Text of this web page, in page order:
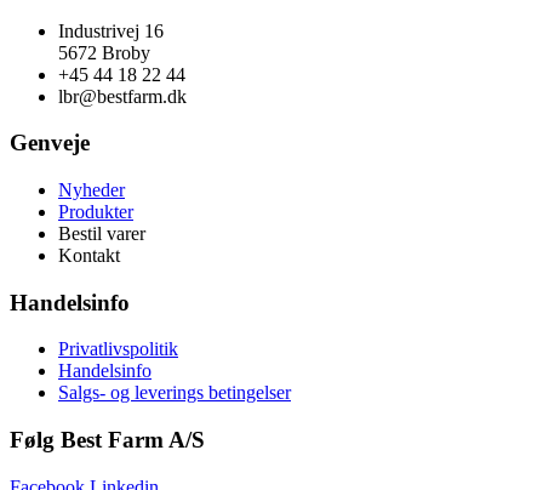
Industrivej 16
5672 Broby
+45 44 18 22 44
lbr@bestfarm.dk
Genveje
Nyheder
Produkter
Bestil varer
Kontakt
Handelsinfo
Privatlivspolitik
Handelsinfo
Salgs- og leverings betingelser
Følg Best Farm A/S